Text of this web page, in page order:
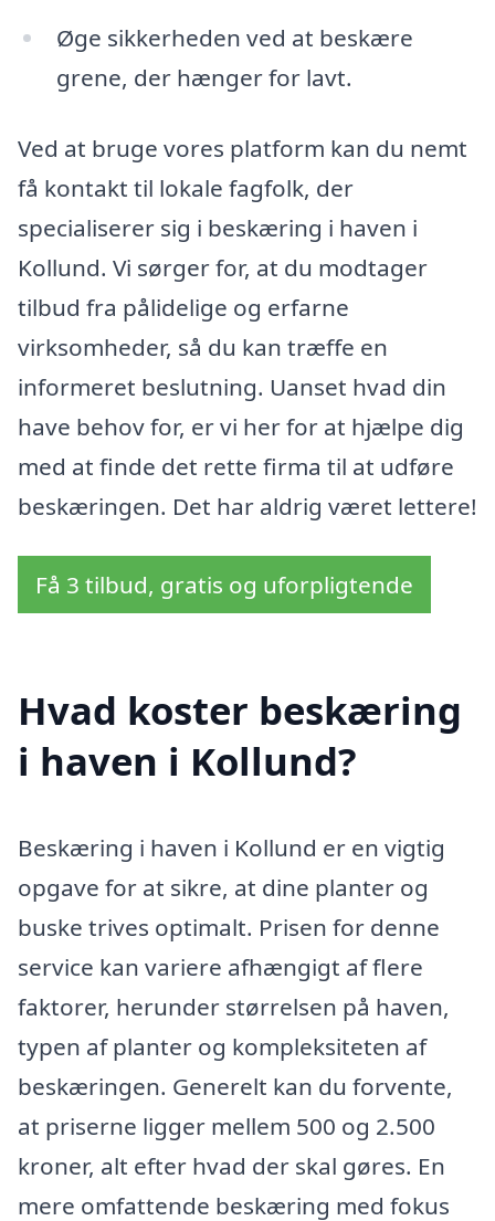
Øge sikkerheden ved at beskære
grene, der hænger for lavt.
Ved at bruge vores platform kan du nemt
få kontakt til lokale fagfolk, der
specialiserer sig i beskæring i haven i
Kollund. Vi sørger for, at du modtager
tilbud fra pålidelige og erfarne
virksomheder, så du kan træffe en
informeret beslutning. Uanset hvad din
have behov for, er vi her for at hjælpe dig
med at finde det rette firma til at udføre
beskæringen. Det har aldrig været lettere!
Få 3 tilbud, gratis og uforpligtende
Hvad koster beskæring
i haven i Kollund?
Beskæring i haven i Kollund er en vigtig
opgave for at sikre, at dine planter og
buske trives optimalt. Prisen for denne
service kan variere afhængigt af flere
faktorer, herunder størrelsen på haven,
typen af planter og kompleksiteten af
beskæringen. Generelt kan du forvente,
at priserne ligger mellem 500 og 2.500
kroner, alt efter hvad der skal gøres. En
mere omfattende beskæring med fokus